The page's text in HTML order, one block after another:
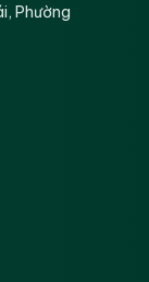
Phường